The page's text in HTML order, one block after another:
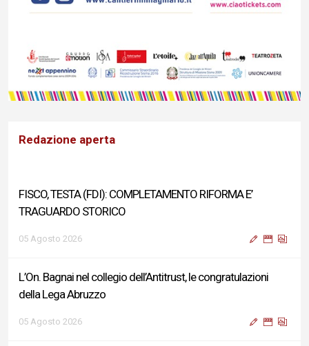
Redazione aperta
FISCO, TESTA (FDI): COMPLETAMENTO RIFORMA E’
TRAGUARDO STORICO
05 Agosto 2026
L’On. Bagnai nel collegio dell’Antitrust, le congratulazioni
della Lega Abruzzo
05 Agosto 2026